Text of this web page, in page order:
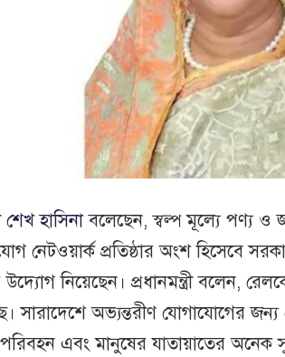
শেখ হাসিনাবলেছেন, স্বল্প মূল্যে পণ্য ও
নেটওয়ার্ক প্রতিষ্ঠার অংশ হিসেবে
উদ্যোগ নিয়েছেন। প্রধানমন্ত্রী বলেন,
সারাদেশে অভ্যন্তরীণ যোগাযোগের
এবং মানুষের যাতায়াতের অনেক